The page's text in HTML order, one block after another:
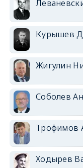
Курышев
Жигулин
Соболев
Трофимов
Ходырев